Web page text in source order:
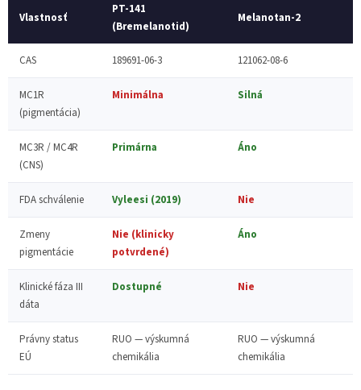
Vlastnosť
PT-141
(Bremelanotid)
Melanotan-2
CAS 189691-06-3 121062-08-6
MC1R
(pigmentácia)
Minimálna Silná
MC3R / MC4R
(CNS)
Primárna Áno
FDA schválenie Vyleesi (2019) Nie
Zmeny
pigmentácie
Nie (klinicky
potvrdené)
Áno
Klinické fáza III
dáta
Dostupné Nie
Právny status
EÚ
RUO — výskumná
chemikália
RUO — výskumná
chemikália